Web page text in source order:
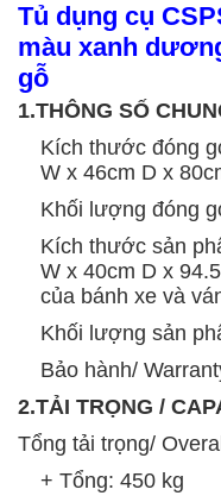
Tủ dụng cụ
màu xanh
gỗ
1.THÔNG SỐ
Kích thước đóng
W x 46cm D x
Khối lượng đóng
Kích thước sản
W x 40cm D x
của bánh xe và
Khối lượng sản
Bảo hành/
2.TẢI TRỌNG /
Tổng tải trọng/
+ Tổng: 450 kg